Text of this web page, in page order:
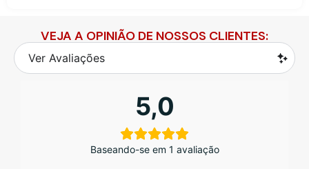
VEJA A OPINIÃO DE NOSSOS CLIENTES:
Ver Avaliações
5,0
Baseando-se em 1 avaliação